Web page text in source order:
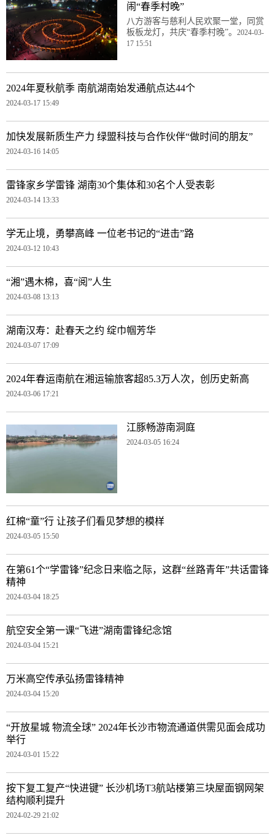
闹“春季村晚”
八方游客与慈利人民欢聚一堂，同赏
板板龙灯，共庆“春季村晚”。 2024-03-
17 15:51
2024年夏秋航季 南航湖南始发通航点达44个
2024-03-17 15:49
加快发展新质生产力 绿盟科技与合作伙伴“做时间的朋友”
2024-03-16 14:05
雷锋家乡学雷锋 湖南30个集体和30名个人受表彰
2024-03-14 13:33
学无止境，勇攀高峰 一位老书记的“进击”路
2024-03-12 10:43
“湘”遇木棉，喜“阅”人生
2024-03-08 13:13
湖南汉寿：赴春天之约 绽巾帼芳华
2024-03-07 17:09
2024年春运南航在湘运输旅客超85.3万人次，创历史新高
2024-03-06 17:21
江豚畅游南洞庭
2024-03-05 16:24
红棉“童”行 让孩子们看见梦想的模样
2024-03-05 15:50
在第61个“学雷锋”纪念日来临之际，这群“丝路青年”共话雷锋
精神
2024-03-04 18:25
航空安全第一课“飞进”湖南雷锋纪念馆
2024-03-04 15:21
万米高空传承弘扬雷锋精神
2024-03-04 15:20
“开放星城 物流全球” 2024年长沙市物流通道供需见面会成功
举行
2024-03-01 15:22
按下复工复产“快进键” 长沙机场T3航站楼第三块屋面钢网架
结构顺利提升
2024-02-29 21:02